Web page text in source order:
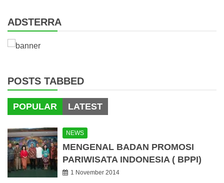
ADSTERRA
POSTS TABBED
POPULAR LATEST
NEWS
MENGENAL BADAN PROMOSI
PARIWISATA INDONESIA ( BPPI)
1 November 2014